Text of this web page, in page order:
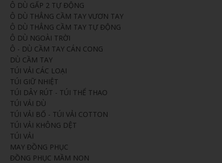
Ô DÙ GẤP 2 TỰ ĐỘNG
Ô DÙ THẲNG CẦM TAY VƯƠN TAY
Ô DÙ THẲNG CẦM TAY TỰ ĐỘNG
Ô DÙ NGOÀI TRỜI
Ô - DÙ CẦM TAY CÁN CONG
DÙ CẦM TAY
TÚI VẢI CÁC LOẠI
TÚI GIỮ NHIỆT
TÚI DÂY RÚT - TÚI THỂ THAO
TÚI VẢI DÙ
TÚI VẢI BỐ - TÚI VẢI COTTON
TÚI VẢI KHÔNG DỆT
TÚI VẢI
MAY ĐỒNG PHỤC
ĐỒNG PHỤC MẦM NON